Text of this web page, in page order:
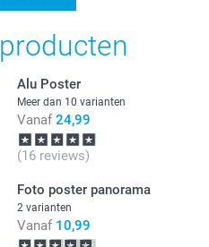
Alu Poster
Meer dan 10 varianten
Vanaf 24,99
(16 reviews)
Foto poster panorama
2 varianten
Vanaf 10,99